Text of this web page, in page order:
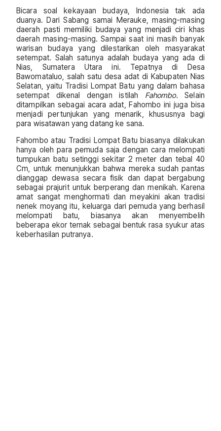
Bicara soal kekayaan budaya, Indonesia tak ada
duanya. Dari Sabang samai Merauke, masing-masing
daerah pasti memiliki budaya yang menjadi ciri khas
daerah masing-masing. Sampai saat ini masih banyak
warisan budaya yang dilestarikan oleh masyarakat
setempat. Salah satunya adalah budaya yang ada di
Nias, Sumatera Utara ini. Tepatnya di Desa
Bawomataluo, salah satu desa adat di Kabupaten Nias
Selatan, yaitu Tradisi Lompat Batu yang dalam bahasa
setempat dikenal dengan istilah Fahombo. Selain
ditampilkan sebagai acara adat, Fahombo ini juga bisa
menjadi pertunjukan yang menarik, khususnya bagi
para wisatawan yang datang ke sana.
Fahombo atau Tradisi Lompat Batu biasanya dilakukan
hanya oleh para pemuda saja dengan cara melompati
tumpukan batu setinggi sekitar 2 meter dan tebal 40
Cm, untuk menunjukkan bahwa mereka sudah pantas
dianggap dewasa secara fisik dan dapat bergabung
sebagai prajurit untuk berperang dan menikah. Karena
amat sangat menghormati dan meyakini akan tradisi
nenek moyang itu, keluarga dari pemuda yang berhasil
melompati batu, biasanya akan menyembelih
beberapa ekor ternak sebagai bentuk rasa syukur atas
keberhasilan putranya.